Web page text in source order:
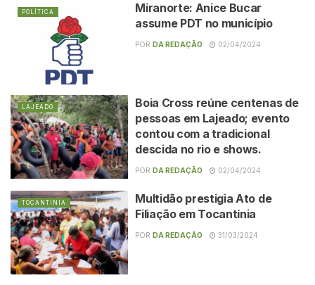
POLÍTICA
Miranorte: Anice Bucar
assume PDT no município
POR DA REDAÇÃO 02/04/2024
LAJEADO
Boia Cross reúne centenas de
pessoas em Lajeado; evento
contou com a tradicional
descida no rio e shows.
POR DA REDAÇÃO 02/04/2024
TOCANTINIA
Multidão prestigia Ato de
Filiação em Tocantínia
POR DA REDAÇÃO 31/03/2024